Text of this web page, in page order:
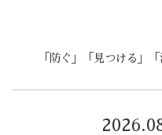
「防ぐ」「見つける」